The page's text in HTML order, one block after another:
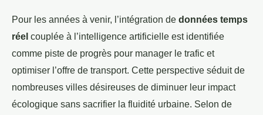
Pour les années à venir, l’intégration de données temps
réel couplée à l’intelligence artificielle est identifiée
comme piste de progrès pour manager le trafic et
optimiser l’offre de transport. Cette perspective séduit de
nombreuses villes désireuses de diminuer leur impact
écologique sans sacrifier la fluidité urbaine. Selon de